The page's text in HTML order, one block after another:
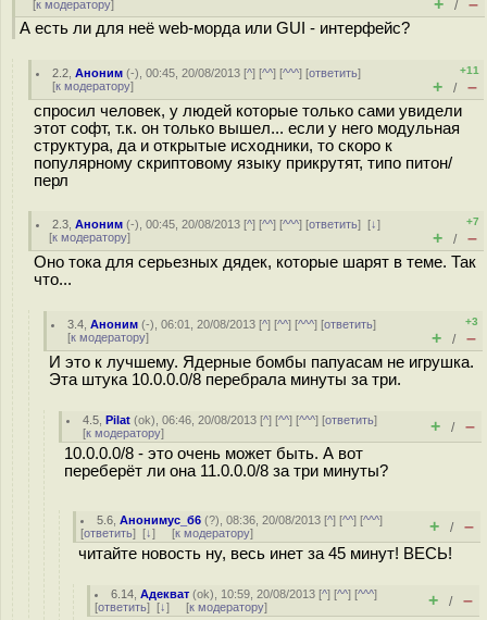
[к модератору] + / –
А есть ли для неё web-морда или GUI - интерфейс?
2.2 ,Аноним (-), 00:45, 20/08/2013 [^] [^^] [^^^] [ответить]
[к модератору]
+11
+ / –
спросил человек, у людей которые только сами увидели
этот софт, т.к. он только вышел... если у него модульная
структура, да и открытые исходники, то скоро к
популярному скриптовому языку прикрутят, типо питон/
перл
2.3 ,Аноним (-), 00:45, 20/08/2013 [^] [^^] [^^^] [ответить][↓]
[к модератору]
+7
+ / –
Оно тока для серьезных дядек, которые шарят в теме. Так
что...
3.4 ,Аноним (-), 06:01, 20/08/2013 [^] [^^] [^^^] [ответить]
[к модератору]
+3
+ / –
И это к лучшему. Ядерные бомбы папуасам не игрушка.
Эта штука 10.0.0.0/8 перебрала минуты за три.
4.5 ,Pilat (ok), 06:46, 20/08/2013 [^] [^^] [^^^] [ответить]
[к модератору] + / –
10.0.0.0/8 - это очень может быть. А вот
переберёт ли она 11.0.0.0/8 за три минуты?
5.6 ,Анонимус_б6 (?), 08:36, 20/08/2013 [^] [^^] [^^^]
[ответить] [↓] [к модератору] + / –
читайте новость ну, весь инет за 45 минут! ВЕСЬ!
6.14 ,Адекват (ok), 10:59, 20/08/2013 [^] [^^] [^^^]
[ответить] [↓] [к модератору] + / –